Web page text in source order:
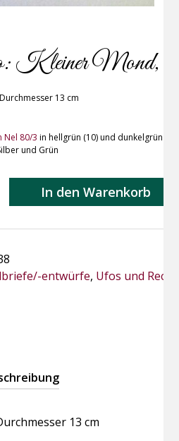
Mond,
13 cm
Nel 80/3 in hellgrün (10) und dunkelgrün
und Grün
In den Warenkorb
entwürfe, Ufos und
13 cm